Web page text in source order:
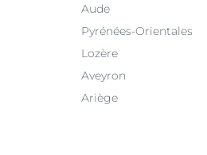
Aude
Pyrénées-Orientales
Lozère
Aveyron
Ariège